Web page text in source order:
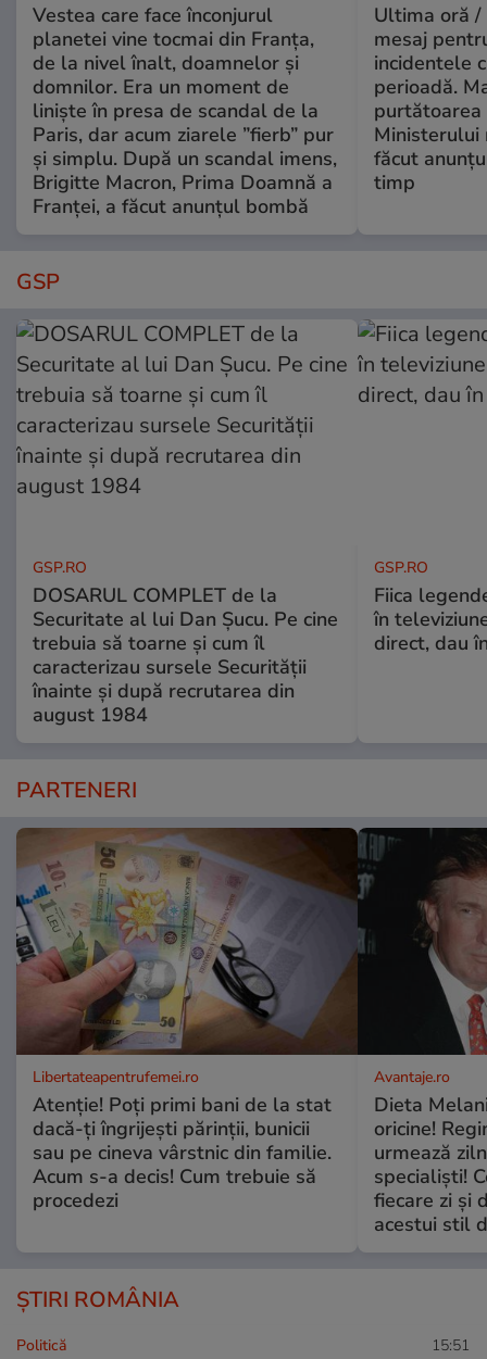
Vestea care face înconjurul
planetei vine tocmai din Franța,
de la nivel înalt, doamnelor și
domnilor. Era un moment de
liniște în presa de scandal de la
Paris, dar acum ziarele ”fierb” pur
și simplu. După un scandal imens,
Brigitte Macron, Prima Doamnă a
Franței, a făcut anunțul bombă
Ultima oră /
mesaj
incidentele
perioadă.
purtătoarea
Ministerului
făcut
timp
GSP
GSP.RO
DOSARUL COMPLET de la
Securitate al lui Dan Șucu. Pe cine
trebuia să toarne și cum îl
caracterizau sursele Securității
înainte și după recrutarea din
august 1984
GSP.RO
Fiica
în
direct, dau
PARTENERI
Libertateapentrufemei.ro
Atenție! Poți primi bani de la stat
dacă-ți îngrijești părinții, bunicii
sau pe cineva vârstnic din familie.
Acum s-a decis! Cum trebuie să
procedezi
Avantaje.ro
Dieta
oricine!
urmează
specialiști!
fiecare zi și
acestui stil
ȘTIRI ROMÂNIA
Politică 15:51